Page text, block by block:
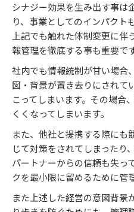
シナジー効果を生み出す事は
り、事業としてのインパクト
上記でも触れた体制変更に伴
報管理を徹底する事も重要です
社内でも情報統制が甘い場合
図・背景が置き去りにされて
こってしまいます。その場合
くくなってしまいます。
また、他社と提携する際にも
じて対策をされてしまったり
パートナーからの信頼も失っ
クを最小限に留めるために管
また上述した経営の意図背景